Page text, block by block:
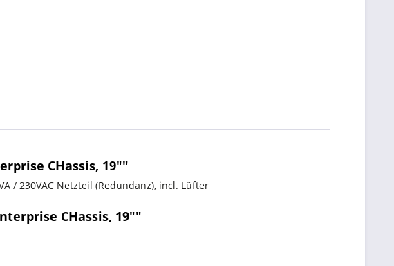
CHassis, 19""
/ 230VAC Netzteil (Redundanz), incl. Lüfter
CHassis, 19""